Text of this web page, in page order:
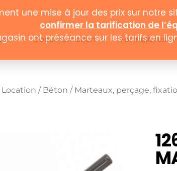
Documentation Formulaires
Location / Béton / Marteaux, perçage,